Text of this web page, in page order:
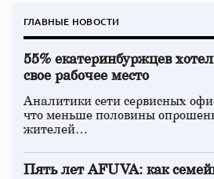
ГЛАВНЫЕ НОВОСТИ
55% екатеринбуржцев
свое рабочее место
Аналитики сети сервисных
что меньше половины
жителей…
Пять лет AFUVA: как